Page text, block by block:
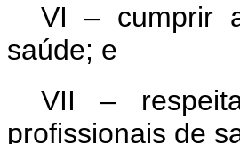
VI – cumprir
saúde; e
VII –
profissionais de